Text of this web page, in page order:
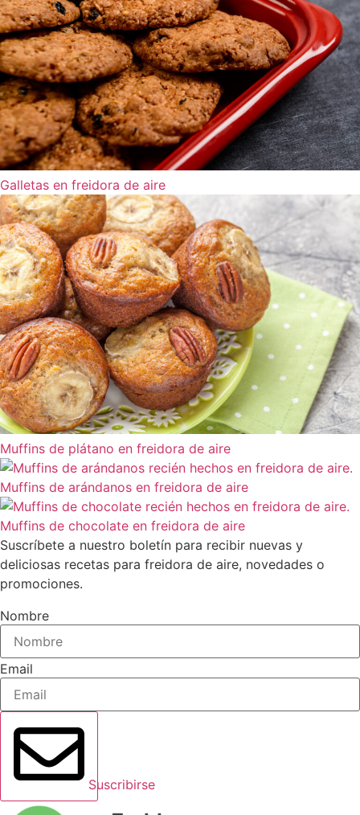
Galletas en freidora de aire
Muffins de plátano en freidora de aire
Muffins de arándanos en freidora de aire
Muffins de chocolate en freidora de aire
Suscríbete a nuestro boletín para recibir nuevas y
deliciosas recetas para freidora de aire, novedades o
promociones.
Nombre
Email
Suscribirse